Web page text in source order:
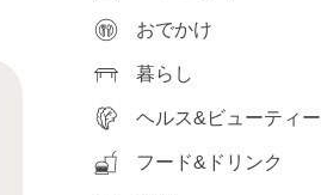
おでかけ
暮らし
ヘルス&ビューティー
フード&ドリンク